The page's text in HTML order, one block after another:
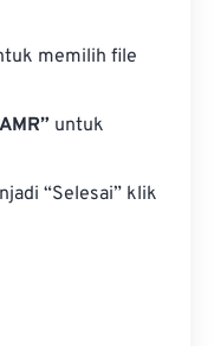
memilih file
untuk
“Selesai” klik